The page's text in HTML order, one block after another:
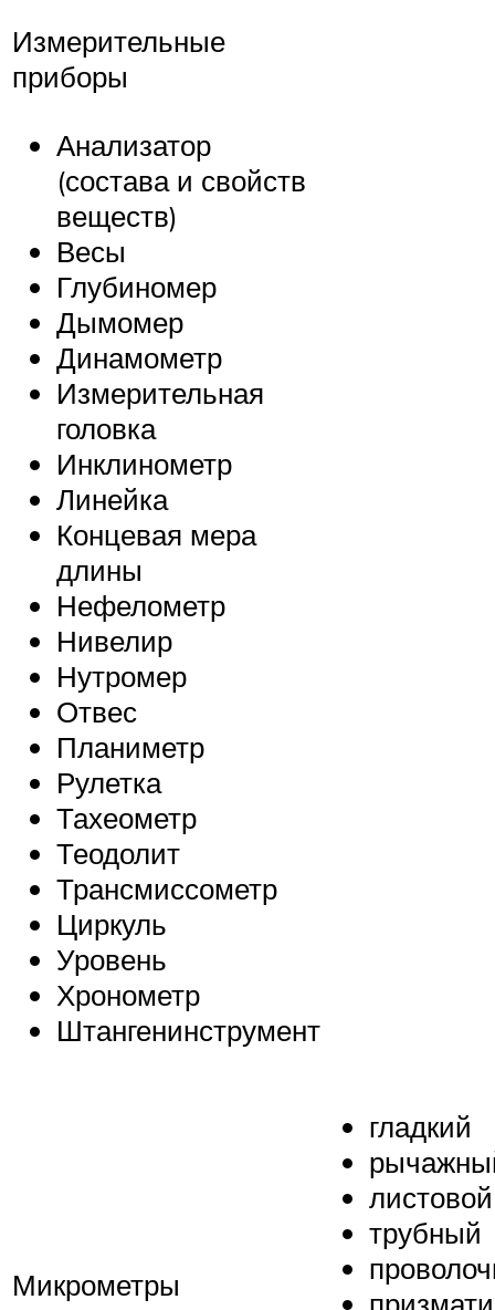
Измерительные
приборы
Анализатор
(состава и свойств
веществ)
Весы
Глубиномер
Дымомер
Динамометр
Измерительная
головка
Инклинометр
Линейка
Концевая мера
длины
Нефелометр
Нивелир
Нутромер
Отвес
Планиметр
Рулетка
Тахеометр
Теодолит
Трансмиссометр
Циркуль
Уровень
Хронометр
Штангенинструмент
Микрометры
гладкий
листовой
трубный